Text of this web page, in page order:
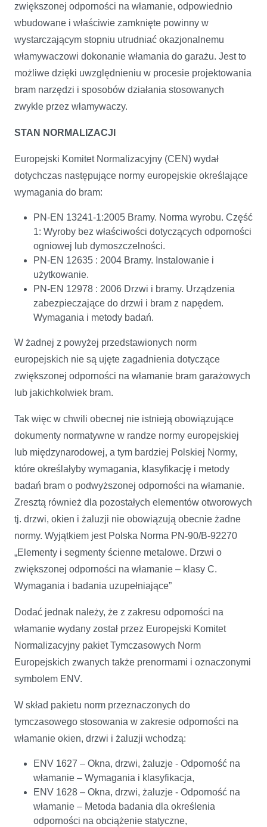
zwiększonej odporności na włamanie, odpowiednio
wbudowane i właściwie zamknięte powinny w
wystarczającym stopniu utrudniać okazjonalnemu
włamywaczowi dokonanie włamania do garażu. Jest to
możliwe dzięki uwzględnieniu w procesie projektowania
bram narzędzi i sposobów działania stosowanych
zwykle przez włamywaczy.
STAN NORMALIZACJI
Europejski Komitet Normalizacyjny (CEN) wydał
dotychczas następujące normy europejskie określające
wymagania do bram:
PN-EN 13241-1:2005 Bramy. Norma wyrobu. Część
1: Wyroby bez właściwości dotyczących odporności
ogniowej lub dymoszczelności.
PN-EN 12635 : 2004 Bramy. Instalowanie i
użytkowanie.
PN-EN 12978 : 2006 Drzwi i bramy. Urządzenia
zabezpieczające do drzwi i bram z napędem.
Wymagania i metody badań.
W żadnej z powyżej przedstawionych norm
europejskich nie są ujęte zagadnienia dotyczące
zwiększonej odporności na włamanie bram garażowych
lub jakichkolwiek bram.
Tak więc w chwili obecnej nie istnieją obowiązujące
dokumenty normatywne w randze normy europejskiej
lub międzynarodowej, a tym bardziej Polskiej Normy,
które określałyby wymagania, klasyfikację i metody
badań bram o podwyższonej odporności na włamanie.
Zresztą również dla pozostałych elementów otworowych
tj. drzwi, okien i żaluzji nie obowiązują obecnie żadne
normy. Wyjątkiem jest Polska Norma PN-90/B-92270
„Elementy i segmenty ścienne metalowe. Drzwi o
zwiększonej odporności na włamanie – klasy C.
Wymagania i badania uzupełniające”
Dodać jednak należy, że z zakresu odporności na
włamanie wydany został przez Europejski Komitet
Normalizacyjny pakiet Tymczasowych Norm
Europejskich zwanych także prenormami i oznaczonymi
symbolem ENV.
W skład pakietu norm przeznaczonych do
tymczasowego stosowania w zakresie odporności na
włamanie okien, drzwi i żaluzji wchodzą:
ENV 1627 – Okna, drzwi, żaluzje - Odporność na
włamanie – Wymagania i klasyfikacja,
ENV 1628 – Okna, drzwi, żaluzje - Odporność na
włamanie – Metoda badania dla określenia
odporności na obciążenie statyczne,